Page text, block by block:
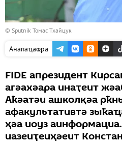
© Sputnik Томас Тхайцук
Анапаҵаҩра
FIDE апрезидент
агәахәара инаҭеит
Аҟәатәи ашколқәа
афакультативтә
ҳәа иоуз
иазеиҭеиҳәеит